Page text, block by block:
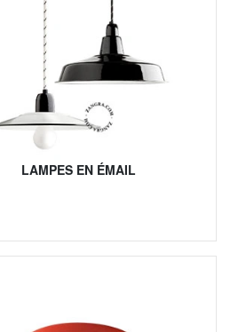
LAMPES EN ÉMAIL